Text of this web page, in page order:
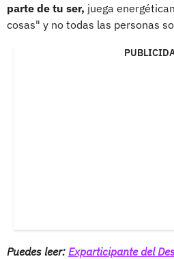
parte de tu ser, juega
cosas" y no todas las personas
Puedes leer: Exparticipante del